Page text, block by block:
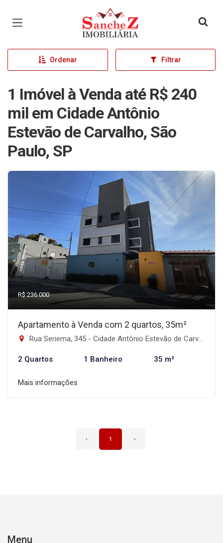
Página inicial
Ordenar Filtrar
1 Imóvel à Venda até R$ 240
mil em Cidade Antônio
Estevão de Carvalho, São
Paulo, SP
R$ 236.000
Apartamento à Venda com 2 quartos, 35m²
Rua Seriema, 345 - Cidade Antônio Estevão de Carvalho, São Paulo-SP
2 Quartos 1 Banheiro 35 m²
Mais informações
‹ 1 ›
Menu